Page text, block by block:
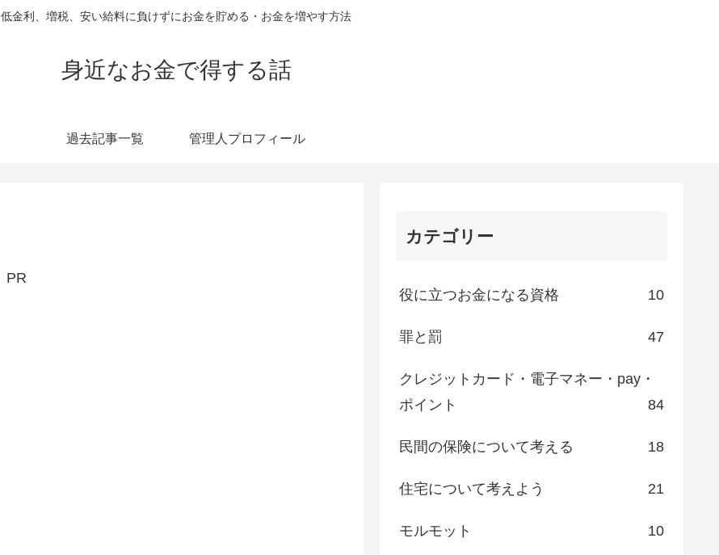
低金利、増税、安い給料に負けずにお金を貯める・お金を増やす方法
身近なお金で得する話
過去記事一覧 管理人プロフィール
PR
カテゴリー
役に立つお金になる資格 10
罪と罰 47
クレジットカード・電子マネー・pay・
ポイント
84
民間の保険について考える 18
住宅について考えよう 21
モルモット 10